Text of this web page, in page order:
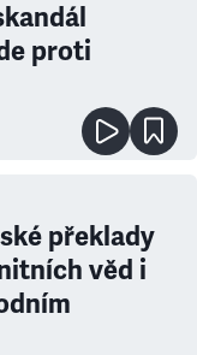
proti
překlady
věd i